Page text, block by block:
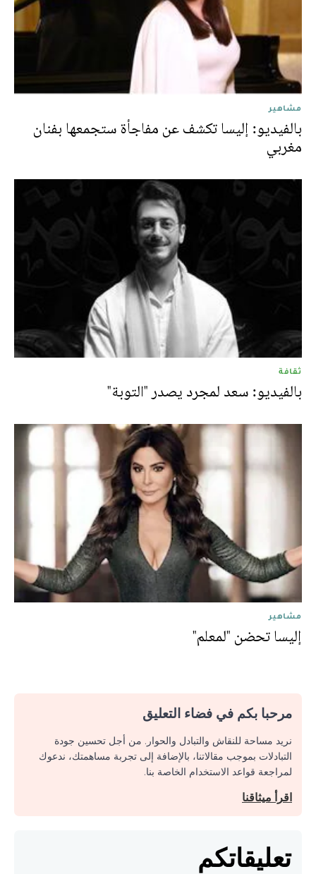
مشاهير
بالفيديو: إليسا تكشف عن مفاجأة ستجمعها بفنان
مغربي
ثقافة
بالفيديو: سعد لمجرد يصدر "التوبة"
مشاهير
إليسا تحضن "لمعلم"
مرحبا بكم في فضاء التعليق
نريد مساحة للنقاش والتبادل والحوار. من أجل تحسين جودة
التبادلات بموجب مقالاتنا، بالإضافة إلى تجربة مساهمتك، ندعوك
لمراجعة قواعد الاستخدام الخاصة بنا.
اقرأ ميثاقنا
تعليقاتكم